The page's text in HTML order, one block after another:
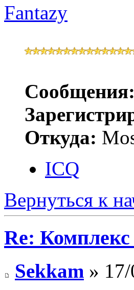
Fantazy
Сообщения:
Откуда:
ICQ
Вернуться к
Re:
Sekkam »